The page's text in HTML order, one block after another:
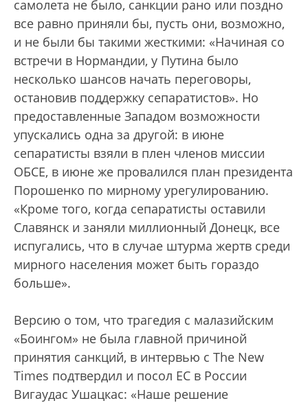
самолета не было, санкции рано или поздно
все равно приняли бы, пусть они, возможно,
и не были бы такими жесткими: «Начиная со
встречи в Нормандии, у Путина было
несколько шансов начать переговоры,
остановив поддержку сепаратистов». Но
предоставленные Западом возможности
упускались одна за другой: в июне
сепаратисты взяли в плен членов миссии
ОБСЕ, в июне же провалился план президента
Порошенко по мирному урегулированию.
«Кроме того, когда сепаратисты оставили
Славянск и заняли миллионный Донецк, все
испугались, что в случае штурма жертв среди
мирного населения может быть гораздо
больше».
Версию о том, что трагедия с малазийским
«Боингом» не была главной причиной
принятия санкций, в интервью с The New
Times подтвердил и посол ЕС в России
Вигаудас Ушацкас: «Наше решение